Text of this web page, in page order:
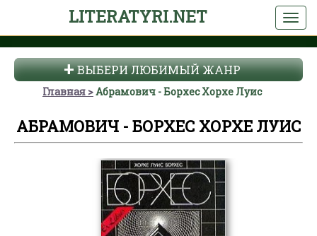
LITERATYRI.NET
ВЫБЕРИ ЛЮБИМЫЙ ЖАНР
Главная Абрамович - Борхес Хорхе Луис
АБРАМОВИЧ - БОРХЕС ХОРХЕ ЛУИС